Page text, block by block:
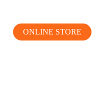
ONLINE STORE